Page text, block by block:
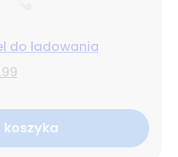
do ładowania
koszyka